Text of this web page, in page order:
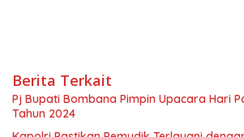
Berita Terkait
Pj Bupati Bombana Pimpin Upacara Hari
Tahun 2024